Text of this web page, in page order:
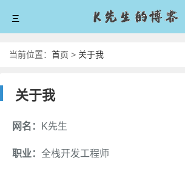
三
首页
爱生活
爱拼搏
当前位置： 首页 > 关于我
关于我
网名： K先生
职业： 全栈开发工程师